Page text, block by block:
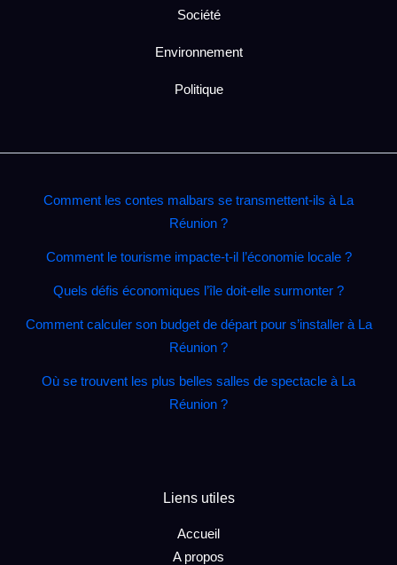
Société
Environnement
Politique
Comment les contes malbars se transmettent‑ils à La
Réunion ?
Comment le tourisme impacte‑t‑il l’économie locale ?
Quels défis économiques l’île doit‑elle surmonter ?
Comment calculer son budget de départ pour s’installer à La
Réunion ?
Où se trouvent les plus belles salles de spectacle à La
Réunion ?
Liens utiles
Accueil
A propos